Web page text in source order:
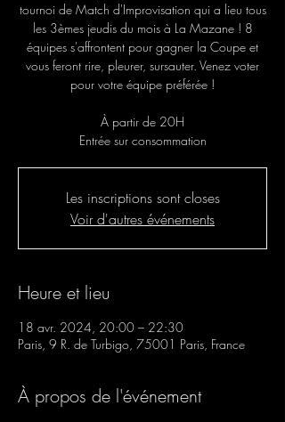
tournoi de Match d'Improvisation qui a lieu tous
les 3èmes jeudis du mois à La Mazane ! 8
équipes s'affrontent pour gagner la Coupe et
vous feront rire, pleurer, sursauter. Venez voter
pour votre équipe préférée !
À partir de 20H
Entrée sur consommation
Les inscriptions sont closes
Voir d'autres événements
Heure et lieu
18 avr. 2024, 20:00 – 22:30
Paris, 9 R. de Turbigo, 75001 Paris, France
À propos de l'événement